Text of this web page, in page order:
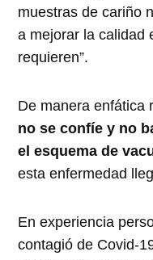
muestras de cariño
a mejorar la calidad
requieren”.
De manera enfática
no se confíe y no
el esquema de
esta enfermedad
En experiencia
contagió de Covid-